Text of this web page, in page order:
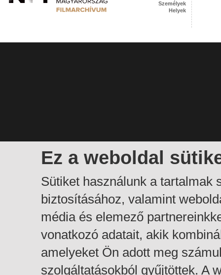
Ez a weboldal
Sütiket használunk a tartalmak
biztosításához, valamint
média és elemező
vonatkozó adatait, akik
amelyeket Ön adott meg
szolgáltatásokból gyűjtöttek. A
Személyek
Helyek